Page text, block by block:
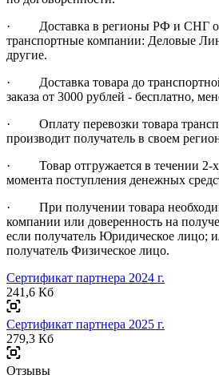
· Доставка в регионы РФ и СНГ
транспортные компании: Деловые
другие.
· Доставка товара до
заказа от 3000 рублей - бесплатно,
· Оплату перевозки товара
производит получатель в своем
· Товар отгружается в течении 2-х
момента поступления денежных
· При получении товара
компании или доверенность на
если получатель Юридическое лицо;
получатель Физическое лицо.
Сертификат партнера 2024 г.
241,6 Кб
Сертификат партнера 2025 г.
279,3 Кб
Отзывы